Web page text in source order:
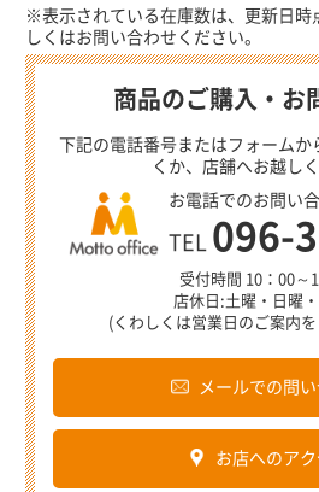
※表示されている在庫数は、更新日時
しくはお問い合わせください。
商品のご購入・お
下記の電話番号またはフォームか
くか、店舗へお越しく
お電話でのお問い
TEL 096-
受付時間 10：00～
店休日:土曜・日曜
(くわしくは営業日のご案内
メールでの問
お店へのアク